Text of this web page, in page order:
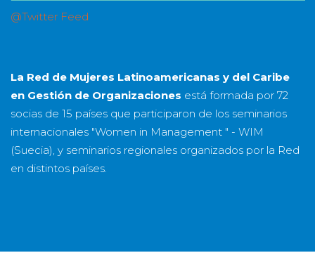
@Twitter Feed
La Red de Mujeres Latinoamericanas y del Caribe
en Gestión de Organizaciones está formada por 72
socias de 15 países que participaron de los seminarios
internacionales "Women in Management " - WIM
(Suecia), y seminarios regionales organizados por la Red
en distintos países.